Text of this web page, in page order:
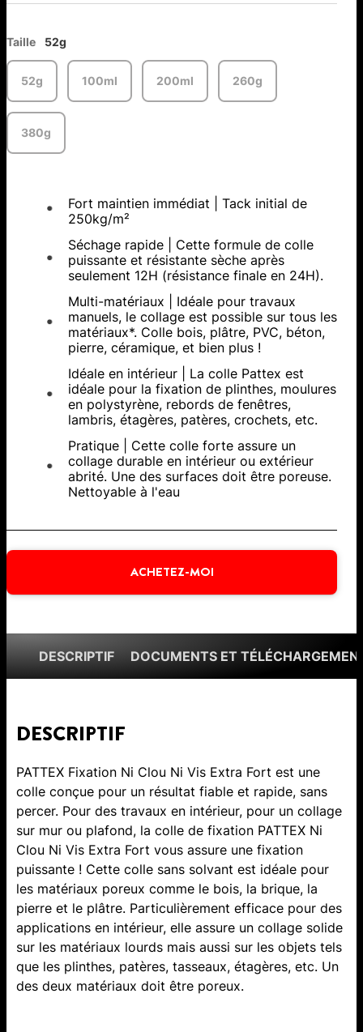
Taille 52g
52g 100ml 200ml 260g
380g
Fort maintien immédiat | Tack initial de
250kg/m²
Séchage rapide | Cette formule de colle
puissante et résistante sèche après
seulement 12H (résistance finale en 24H).
Multi-matériaux | Idéale pour travaux
manuels, le collage est possible sur tous les
matériaux*. Colle bois, plâtre, PVC, béton,
pierre, céramique, et bien plus !
Idéale en intérieur | La colle Pattex est
idéale pour la fixation de plinthes, moulures
en polystyrène, rebords de fenêtres,
lambris, étagères, patères, crochets, etc.
Pratique | Cette colle forte assure un
collage durable en intérieur ou extérieur
abrité. Une des surfaces doit être poreuse.
Nettoyable à l'eau
ACHETEZ-MOI
DESCRIPTIF DOCUMENTS ET
DESCRIPTIF
PATTEX Fixation Ni Clou Ni Vis Extra Fort est une
colle conçue pour un résultat fiable et rapide, sans
percer. Pour des travaux en intérieur, pour un collage
sur mur ou plafond, la colle de fixation PATTEX Ni
Clou Ni Vis Extra Fort vous assure une fixation
puissante ! Cette colle sans solvant est idéale pour
les matériaux poreux comme le bois, la brique, la
pierre et le plâtre. Particulièrement efficace pour des
applications en intérieur, elle assure un collage solide
sur les matériaux lourds mais aussi sur les objets tels
que les plinthes, patères, tasseaux, étagères, etc. Un
des deux matériaux doit être poreux.